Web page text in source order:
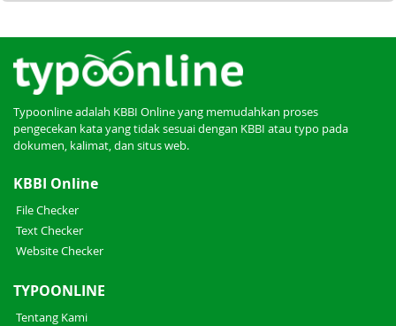
Typoonline adalah KBBI Online yang memudahkan proses
pengecekan kata yang tidak sesuai dengan KBBI atau typo pada
dokumen, kalimat, dan situs web.
KBBI Online
File Checker
Text Checker
Website Checker
TYPOONLINE
Tentang Kami